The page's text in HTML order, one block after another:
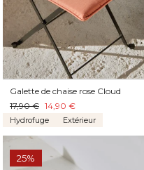
Galette de chaise rose Cloud
17,90 € 14,90 €
Hydrofuge Extérieur
25%